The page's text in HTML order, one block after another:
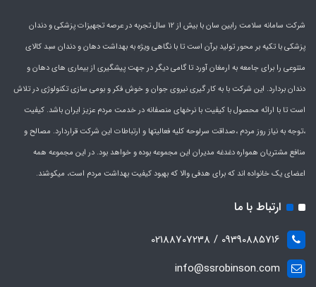
شرکت سامانه سلامت رابین سان با بیش از 12 سال تجربه در عرصه تجهیزات پزشکی و دندان
پزشکی با تکیه بر محور تولید برآن است تا با نگاهی ویژه به بهداشت دهان و دندان سبد کالای
متنوعی را برای جامعه به ارمغان آورد تا گامی دیگر در جهت پیشگیری از بیماری های دهان و
دندان بردارد. این شرکت با به کار گیری نیروی جوان و خوش فکر و بومی سازی تکنولوژی در تلاش
است تا با ارائه محصول با کیفیت با نرخهای منصفانه در خدمت مردم عزیز ایران باشد. کیفیت
،توجه به نیاز روز مردم ،صداقت سرلوحه کلیه فعالیتها و ارتباطات این شرکت قراردارد. مصالح و
منافع مشتریان همواره دغدغه مدیران این مجموعه بوده و خواهد بود. در این مجموعه همه
اعضای یک خانواده اند که برای هدفی والا که بهبود کیفیت بهداشت مردم است، میکوشند.
ارتباط با ما
09390885716 / 02188707238
info@ssrobinson.com